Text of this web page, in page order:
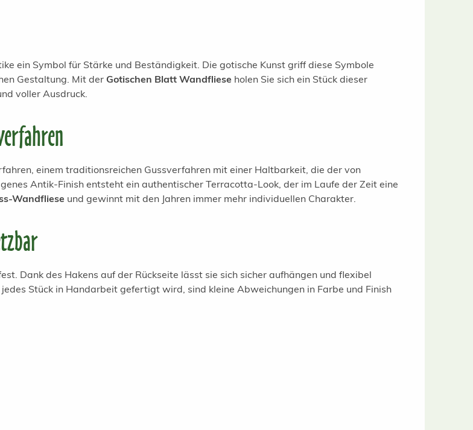
ein Symbol für Stärke und Beständigkeit. Die gotische Kunst griff diese Symbole
Gestaltung. Mit der Gotischen Blatt Wandfliese holen Sie sich ein Stück dieser
voller Ausdruck.
einem traditionsreichen Gussverfahren mit einer Haltbarkeit, die der von
Antik-Finish entsteht ein authentischer Terracotta-Look, der im Laufe der Zeit eine
Wandfliese und gewinnt mit den Jahren immer mehr individuellen Charakter.
Dank des Hakens auf der Rückseite lässt sie sich sicher aufhängen und flexibel
Stück in Handarbeit gefertigt wird, sind kleine Abweichungen in Farbe und Finish